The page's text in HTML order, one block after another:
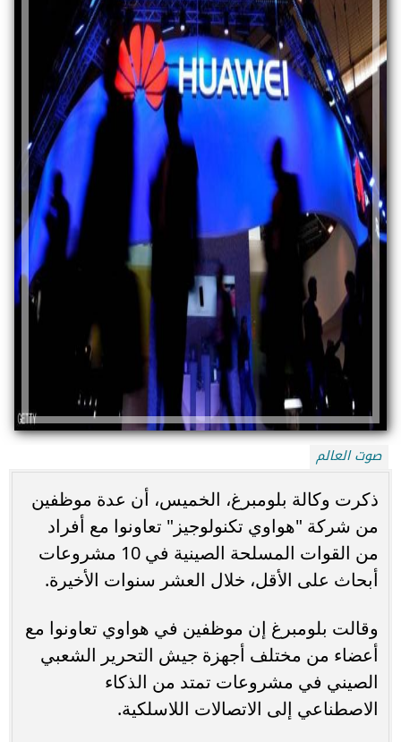
صوت العالم
ذكرت وكالة بلومبرغ، الخميس، أن عدة موظفين
من شركة "هواوي تكنولوجيز" تعاونوا مع أفراد
من القوات المسلحة الصينية في 10 مشروعات
أبحاث على الأقل، خلال العشر سنوات الأخيرة.
وقالت بلومبرغ إن موظفين في هواوي تعاونوا مع
أعضاء من مختلف أجهزة جيش التحرير الشعبي
الصيني في مشروعات تمتد من الذكاء
الاصطناعي إلى الاتصالات اللاسلكية.